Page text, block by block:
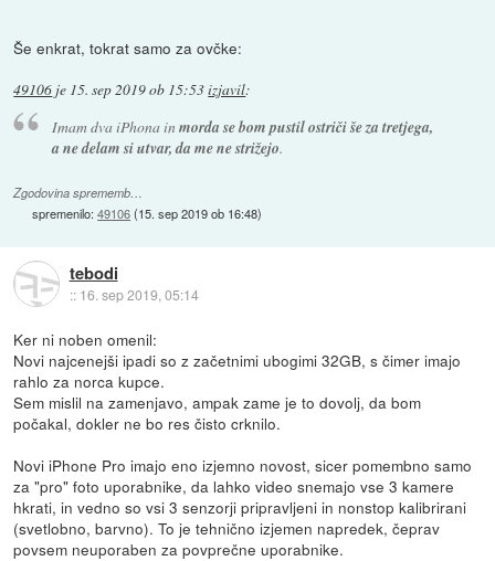
Še enkrat, tokrat samo za ovčke:
49106 je 15. sep 2019 ob 15:53izjavil:
Imam dva iPhona in morda se bom pustil ostriči še za tretjega,
a ne delam si utvar, da me ne strižejo.
Zgodovina sprememb…
spremenilo:49106(15. sep 2019 ob 16:48)
tebodi
:: 16. sep 2019, 05:14
Ker ni noben omenil:
Novi najcenejši ipadi so z začetnimi ubogimi 32GB, s čimer imajo
rahlo za norca kupce.
Sem mislil na zamenjavo, ampak zame je to dovolj, da bom
počakal, dokler ne bo res čisto crknilo.
Novi iPhone Pro imajo eno izjemno novost, sicer pomembno samo
za "pro" foto uporabnike, da lahko video snemajo vse 3 kamere
hkrati, in vedno so vsi 3 senzorji pripravljeni in nonstop kalibrirani
(svetlobno, barvno). To je tehnično izjemen napredek, čeprav
povsem neuporaben za povprečne uporabnike.